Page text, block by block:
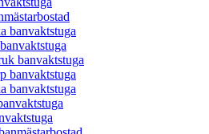
banvaktstuga
banvaktstuga
banvaktstuga
banvaktstuga